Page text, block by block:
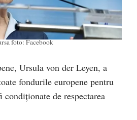
foto: Facebook
Ursula von der Leyen, a
fondurile europene pentru
condiționate de respectarea